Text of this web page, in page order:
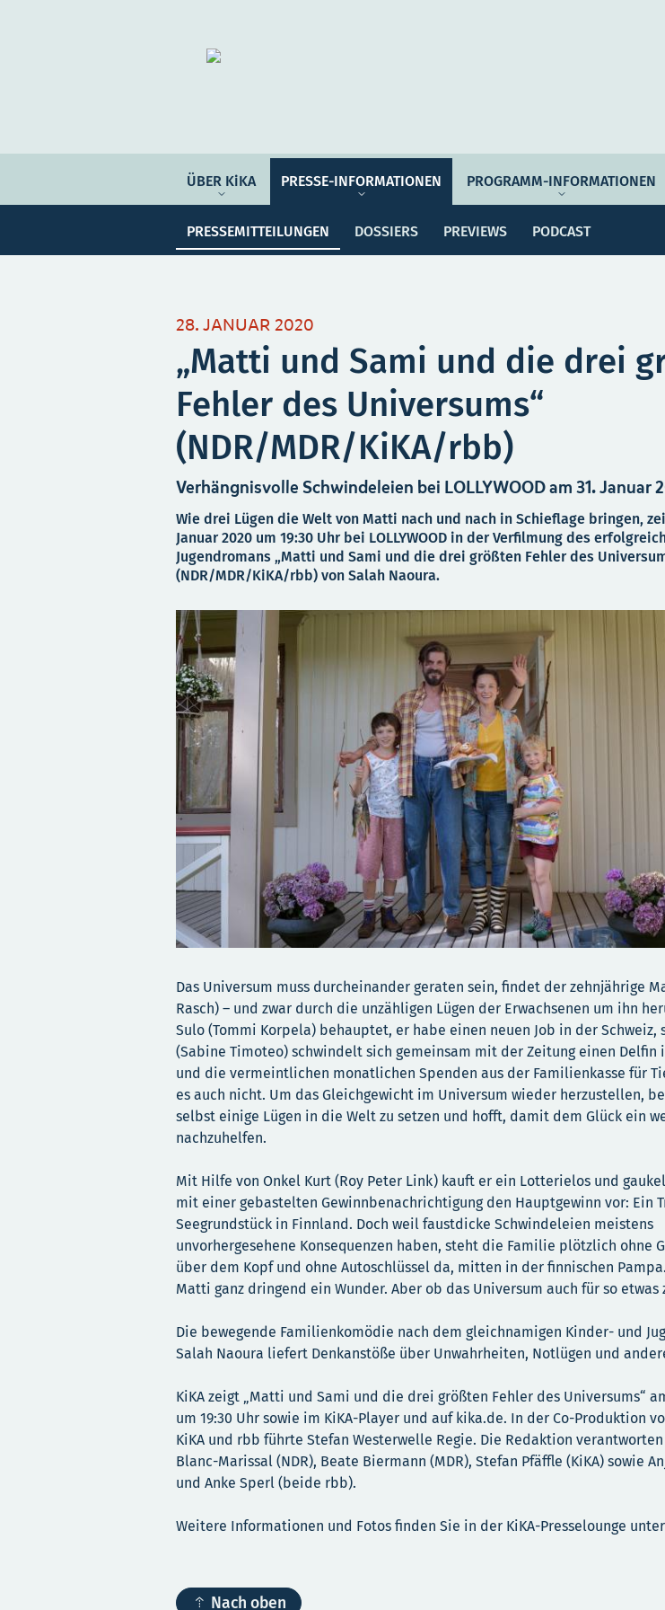
ÜBER KiKA PRESSE-INFORMATIONEN
PRESSEMITTEILUNGEN DOSSIERS PREVIEWS PODCAST
PROGRAMM-INFORMATIONEN
Organisation Auftrag & Philosophie
PRESSE-INFORMATIONEN
Pressemitteilungen Dossiers
PROGRAMM-INFORMATIONEN
Programmwoche
28. JANUAR 2020
„Matti und Sami und die drei
Fehler des Universums“
(NDR/MDR/KiKA/rbb)
Verhängnisvolle Schwindeleien bei LOLLYWOOD am 31. Januar
Wie drei Lügen die Welt von Matti nach und nach in Schieflage bringen,
Januar 2020 um 19:30 Uhr bei LOLLYWOOD in der Verfilmung des
Jugendromans „Matti und Sami und die drei größten Fehler des
(NDR/MDR/KiKA/rbb) von Salah Naoura.
Das Universum muss durcheinander geraten sein, findet der zehnjährige
Rasch) – und zwar durch die unzähligen Lügen der Erwachsenen um ihn
Sulo (Tommi Korpela) behauptet, er habe einen neuen Job in der Schweiz,
(Sabine Timoteo) schwindelt sich gemeinsam mit der Zeitung einen Delfin
und die vermeintlichen monatlichen Spenden aus der Familienkasse für
es auch nicht. Um das Gleichgewicht im Universum wieder herzustellen,
selbst einige Lügen in die Welt zu setzen und hofft, damit dem Glück ein
nachzuhelfen.
Mit Hilfe von Onkel Kurt (Roy Peter Link) kauft er ein Lotterielos und
mit einer gebastelten Gewinnbenachrichtigung den Hauptgewinn vor: Ein
Seegrundstück in Finnland. Doch weil faustdicke Schwindeleien meistens
unvorhergesehene Konsequenzen haben, steht die Familie plötzlich ohne
über dem Kopf und ohne Autoschlüssel da, mitten in der finnischen
Matti ganz dringend ein Wunder. Aber ob das Universum auch für so etwas
Die bewegende Familienkomödie nach dem gleichnamigen Kinder- und
Salah Naoura liefert Denkanstöße über Unwahrheiten, Notlügen und
KiKA zeigt „Matti und Sami und die drei größten Fehler des Universums“
um 19:30 Uhr sowie im KiKA-Player und auf kika.de. In der Co-Produktion
KiKA und rbb führte Stefan Westerwelle Regie. Die Redaktion verantworten
Blanc-Marissal (NDR), Beate Biermann (MDR), Stefan Pfäffle (KiKA) sowie
und Anke Sperl (beide rbb).
Weitere Informationen und Fotos finden Sie in der KiKA-Presselounge
 Nach oben